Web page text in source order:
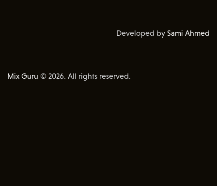
Mix Guru © 2026. All rights reserved.
Developed by Sami Ahmed